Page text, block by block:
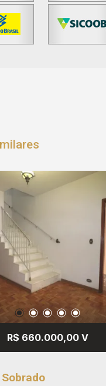
R$ 660.000,00 V